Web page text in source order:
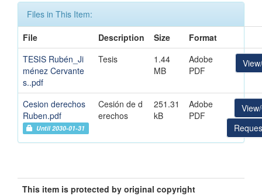
Files in This Item:
File
Description Size
Format
TESIS Rubén_Ji
ménez Cervante
s..pdf
Tesis
1.44
MB
Adobe
PDF
Cesion derechos
Ruben.pdf
Until 2030-01-31
Cesión de d
erechos
251.31
kB
Adobe
PDF
This item is protected by original copyright